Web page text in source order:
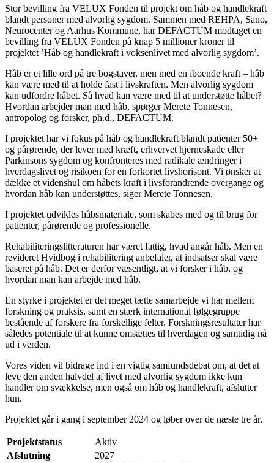
Stor bevilling fra VELUX Fonden til projekt om håb og handlekraft
blandt personer med alvorlig sygdom. Sammen med REHPA, Sano,
Neurocenter og Aarhus Kommune, har DEFACTUM modtaget en
bevilling fra VELUX Fonden på knap 5 millioner kroner til
projektet ’Håb og handlekraft i voksenlivet med alvorlig sygdom’.
Håb er et lille ord på tre bogstaver, men med en iboende kraft – håb
kan være med til at holde fast i livskraften. Men alvorlig sygdom
kan udfordre håbet. Så hvad kan være med til at understøtte håbet?
Hvordan arbejder man med håb, spørger Merete Tonnesen,
antropolog og forsker, ph.d., DEFACTUM.
I projektet har vi fokus på håb og handlekraft blandt patienter 50+
og pårørende, der lever med kræft, erhvervet hjerneskade eller
Parkinsons sygdom og konfronteres med radikale ændringer i
hverdagslivet og risikoen for en forkortet livshorisont. Vi ønsker at
dække et videnshul om håbets kraft i livsforandrende overgange og
hvordan håb kan understøttes, siger Merete Tonnesen.
I projektet udvikles håbsmateriale, som skabes med og til brug for
patienter, pårørende og professionelle.
Rehabiliteringslitteraturen har været fattig, hvad angår håb. Men en
revideret Hvidbog i rehabilitering anbefaler, at indsatser skal være
baseret på håb. Det er derfor væsentligt, at vi forsker i håb, og
hvordan man kan arbejde med håb.
En styrke i projektet er det meget tætte samarbejde vi har mellem
forskning og praksis, samt en stærk international følgegruppe
bestående af forskere fra forskellige felter. Forskningsresultater har
således potentiale til at kunne omsættes til hverdagen og samtidig nå
ud i verden.
Vores viden vil bidrage ind i en vigtig samfundsdebat om, at det at
leve den anden halvdel af livet med alvorlig sygdom ikke kun
handler om svækkelse, men også om håb og handlekraft, afslutter
hun.
Projektet går i gang i september 2024 og løber over de næste tre år.
Projektstatus
Aktiv
Afslutning
2027